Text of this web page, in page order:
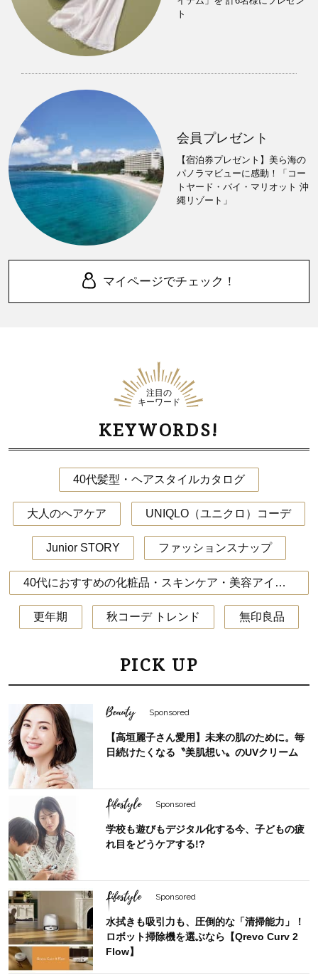
ト
会員プレゼント
【宿泊券プレゼント】美ら海の
パノラマビューに感動！「コー
トヤード・バイ・マリオット 沖
縄リゾート」
マイページでチェック！
注目の
キーワード
KEYWORDS!
40代髪型・ヘアスタイルカタログ
大人のヘアケア UNIQLO（ユニクロ）コーデ
Junior STORY ファッションスナップ
40代におすすめの化粧品・スキンケア・美容アイテム
更年期 秋コーデ トレンド 無印良品
PICK UP
Beauty Sponsored
【高垣麗子さん愛用】未来の肌のために。毎
日続けたくなる〝美肌想い〟のUVクリーム
Lifestyle Sponsored
学校も遊びもデジタル化する今、子どもの疲
れ目をどうケアする!?
Lifestyle Sponsored
水拭きも吸引力も、圧倒的な「清掃能力」！
ロボット掃除機を選ぶなら【Qrevo Curv 2
Flow】